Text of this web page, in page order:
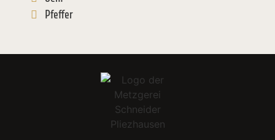
Pfeffer